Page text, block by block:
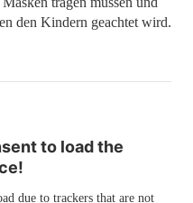
den Kindern geachtet wird.
to load the
due to trackers that are not